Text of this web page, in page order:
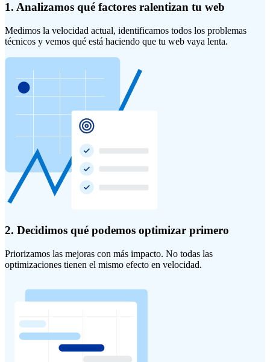
1. Analizamos qué factores ralentizan tu web
Medimos la velocidad actual, identificamos todos los problemas
técnicos y vemos qué está haciendo que tu web vaya lenta.
2. Decidimos qué podemos optimizar primero
Priorizamos las mejoras con más impacto. No todas las
optimizaciones tienen el mismo efecto en velocidad.